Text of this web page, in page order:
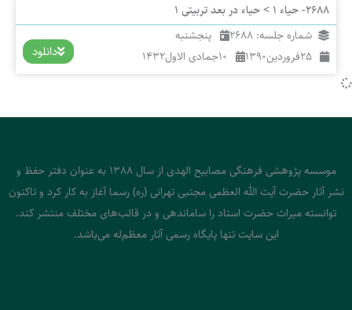
2688- حیاء 1 > حیاء در بعد تربیتی 1
شماره جلسه: 2688
پنجشنبه
25فروردین1390
10جمادی الاول1432 دانلود
موسسه پژوهشی فرهنگی مصابیح الهدی از سال 1388 به عنوان دفتر حفظ و
نشر آثار حضرت آیت الله العظمی مجتبی تهرانی (ره) رسما آغاز به کار کرد و تاکنون
توانسته میراث حضرت استاد را ساماندهی و در قالب‌های مختلف منتشر کند.
این سایت تنها پایگاه رسمی آثار معظم‌له می‌باشد.